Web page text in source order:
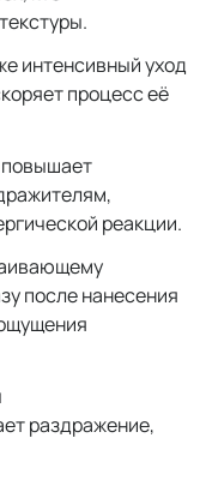
интенсивный уход
процесс её
реакции.
после нанесения
раздражение,